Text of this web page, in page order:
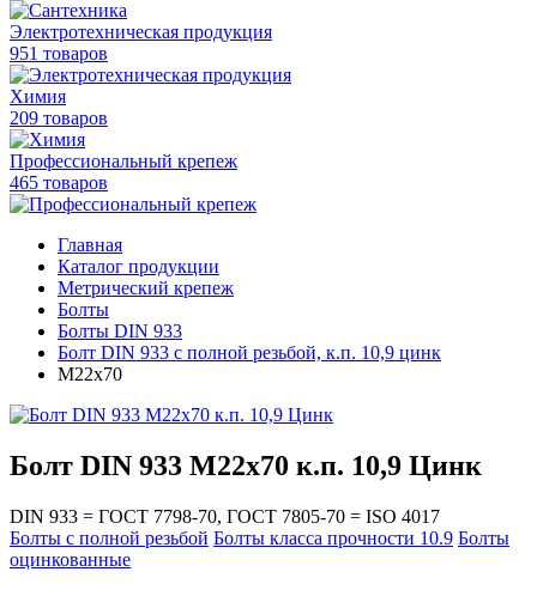
Электротехническая продукция
951 товаров
Химия
209 товаров
Профессиональный крепеж
465 товаров
Главная
Каталог продукции
Метрический крепеж
Болты
Болты DIN 933
Болт DIN 933 с полной резьбой, к.п. 10,9 цинк
М22х70
Болт DIN 933 М22х70 к.п. 10,9 Цинк
DIN 933 = ГОСТ 7798-70, ГОСТ 7805-70 = ISO 4017
Болты с полной резьбой Болты класса прочности 10.9 Болты
оцинкованные